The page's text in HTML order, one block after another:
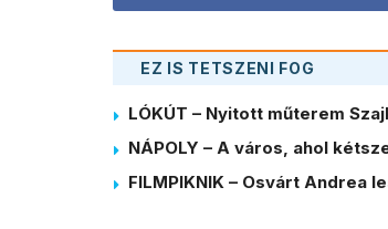
EZ IS TETSZENI FOG
LÓKÚT – Nyitott műterem
NÁPOLY – A város, ahol
FILMPIKNIK – Osvárt Andrea